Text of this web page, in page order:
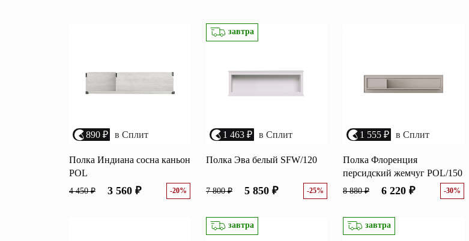
Матрасы
Популярные категории
зеркала
матрасы
Письменные столы
Трехстворчатые
890 ₽ в Сплит
Полка Индиана сосна каньон
POL
4 450 ₽ 3 560 ₽ -20%
завтра
1 463 ₽ в Сплит
Полка Эва белый SFW/120
7 800 ₽ 5 850 ₽ -25%
1 555 ₽ в Сплит
Полка Флоренция
персидский жемчуг POL/150
8 880 ₽ 6 220 ₽ -30%
завтра завтра